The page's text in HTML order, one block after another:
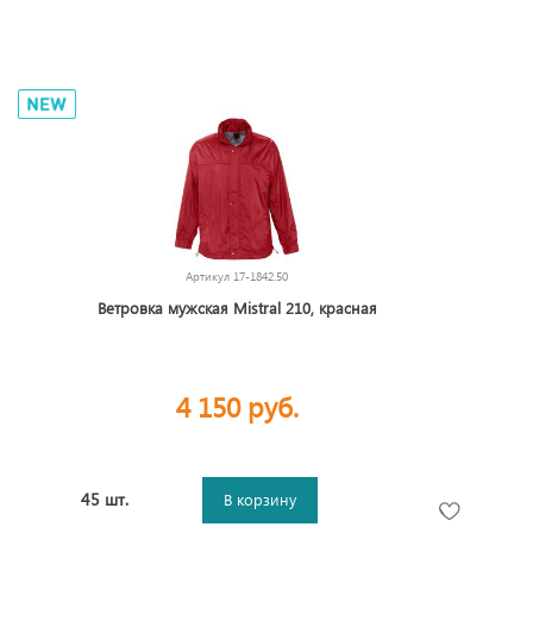
Артикул 17-1842.50
Ветровка мужская Mistral 210, красная
4 150 руб.
45 шт. В корзину